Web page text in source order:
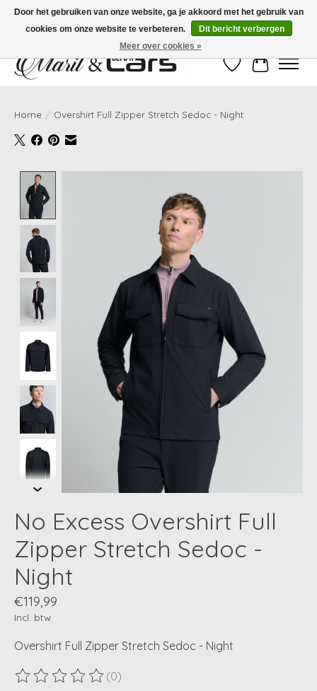
Gratis verzending vanaf €99,- | Voor 16:00 uur besteld, vandaag verzonden!
Verlanglijst
Home / Overshirt Full Zipper Stretch Sedoc - Night
No Excess Overshirt Full
Zipper Stretch Sedoc -
Night
€119,99
Incl. btw
Overshirt Full Zipper Stretch Sedoc - Night
De beoordeling van dit product is
(0)
Door het gebruiken van onze website, ga je akkoord met het gebruik van
cookies om onze website te verbeteren.
Dit bericht verbergen
Meer over cookies »